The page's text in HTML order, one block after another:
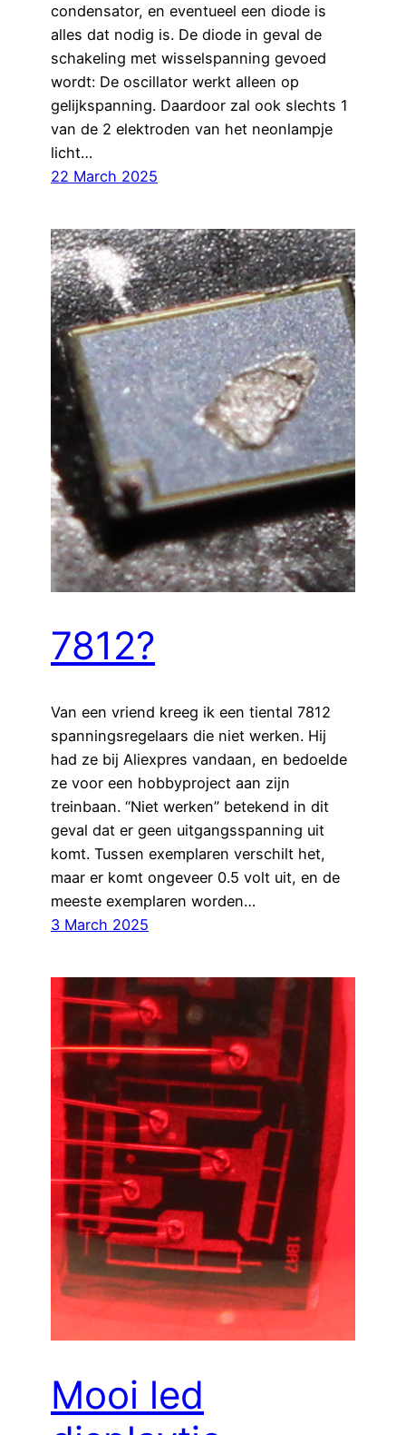
condensator, en eventueel een diode is
alles dat nodig is. De diode in geval de
schakeling met wisselspanning gevoed
wordt: De oscillator werkt alleen op
gelijkspanning. Daardoor zal ook slechts 1
van de 2 elektroden van het neonlampje
licht…
22 March 2025
7812?
Van een vriend kreeg ik een tiental 7812
spanningsregelaars die niet werken. Hij
had ze bij Aliexpres vandaan, en bedoelde
ze voor een hobbyproject aan zijn
treinbaan. “Niet werken” betekend in dit
geval dat er geen uitgangsspanning uit
komt. Tussen exemplaren verschilt het,
maar er komt ongeveer 0.5 volt uit, en de
meeste exemplaren worden…
3 March 2025
Mooi led